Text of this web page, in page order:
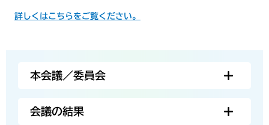
詳しくはこちらをご覧ください。
本会議／委員会
会議の結果